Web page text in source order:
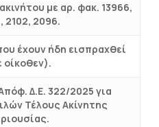
με αρ. φακ. 13966,
2102, 2096.
έχουν ήδη εισπραχθεί
οίκοθεν).
Δ.Ε. 322/2025 για
Τέλους Ακίνητης